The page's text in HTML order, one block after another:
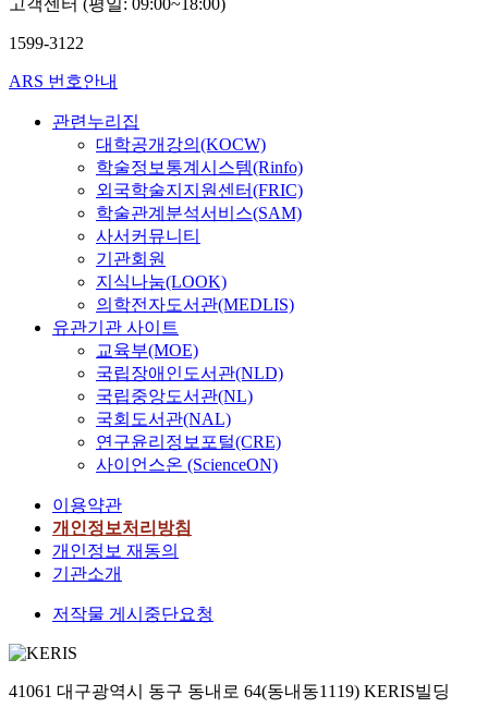
고객센터 (평일: 09:00~18:00)
1599-3122
ARS 번호안내
관련누리집
대학공개강의(KOCW)
학술정보통계시스템(Rinfo)
외국학술지지원센터(FRIC)
학술관계분석서비스(SAM)
사서커뮤니티
기관회원
지식나눔(LOOK)
의학전자도서관(MEDLIS)
유관기관 사이트
교육부(MOE)
국립장애인도서관(NLD)
국립중앙도서관(NL)
국회도서관(NAL)
연구윤리정보포털(CRE)
사이언스온 (ScienceON)
이용약관
개인정보처리방침
개인정보 재동의
기관소개
저작물 게시중단요청
41061 대구광역시 동구 동내로 64(동내동1119) KERIS빌딩